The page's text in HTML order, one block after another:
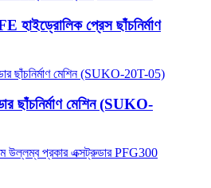
হাইড্রোলিক প্রেস ছাঁচনির্মাণ
ছাঁচনির্মাণ মেশিন (SUKO-